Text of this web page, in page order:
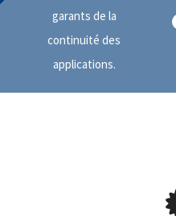
garants de la
continuité des
applications.